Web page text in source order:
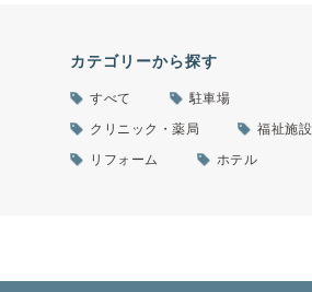
カテゴリーから探す
すべて
駐車場
クリニック・薬局
福祉施設
リフォーム
ホテル